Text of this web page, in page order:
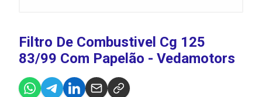
Filtro De Combustivel Cg 125
83/99 Com Papelão - Vedamotors